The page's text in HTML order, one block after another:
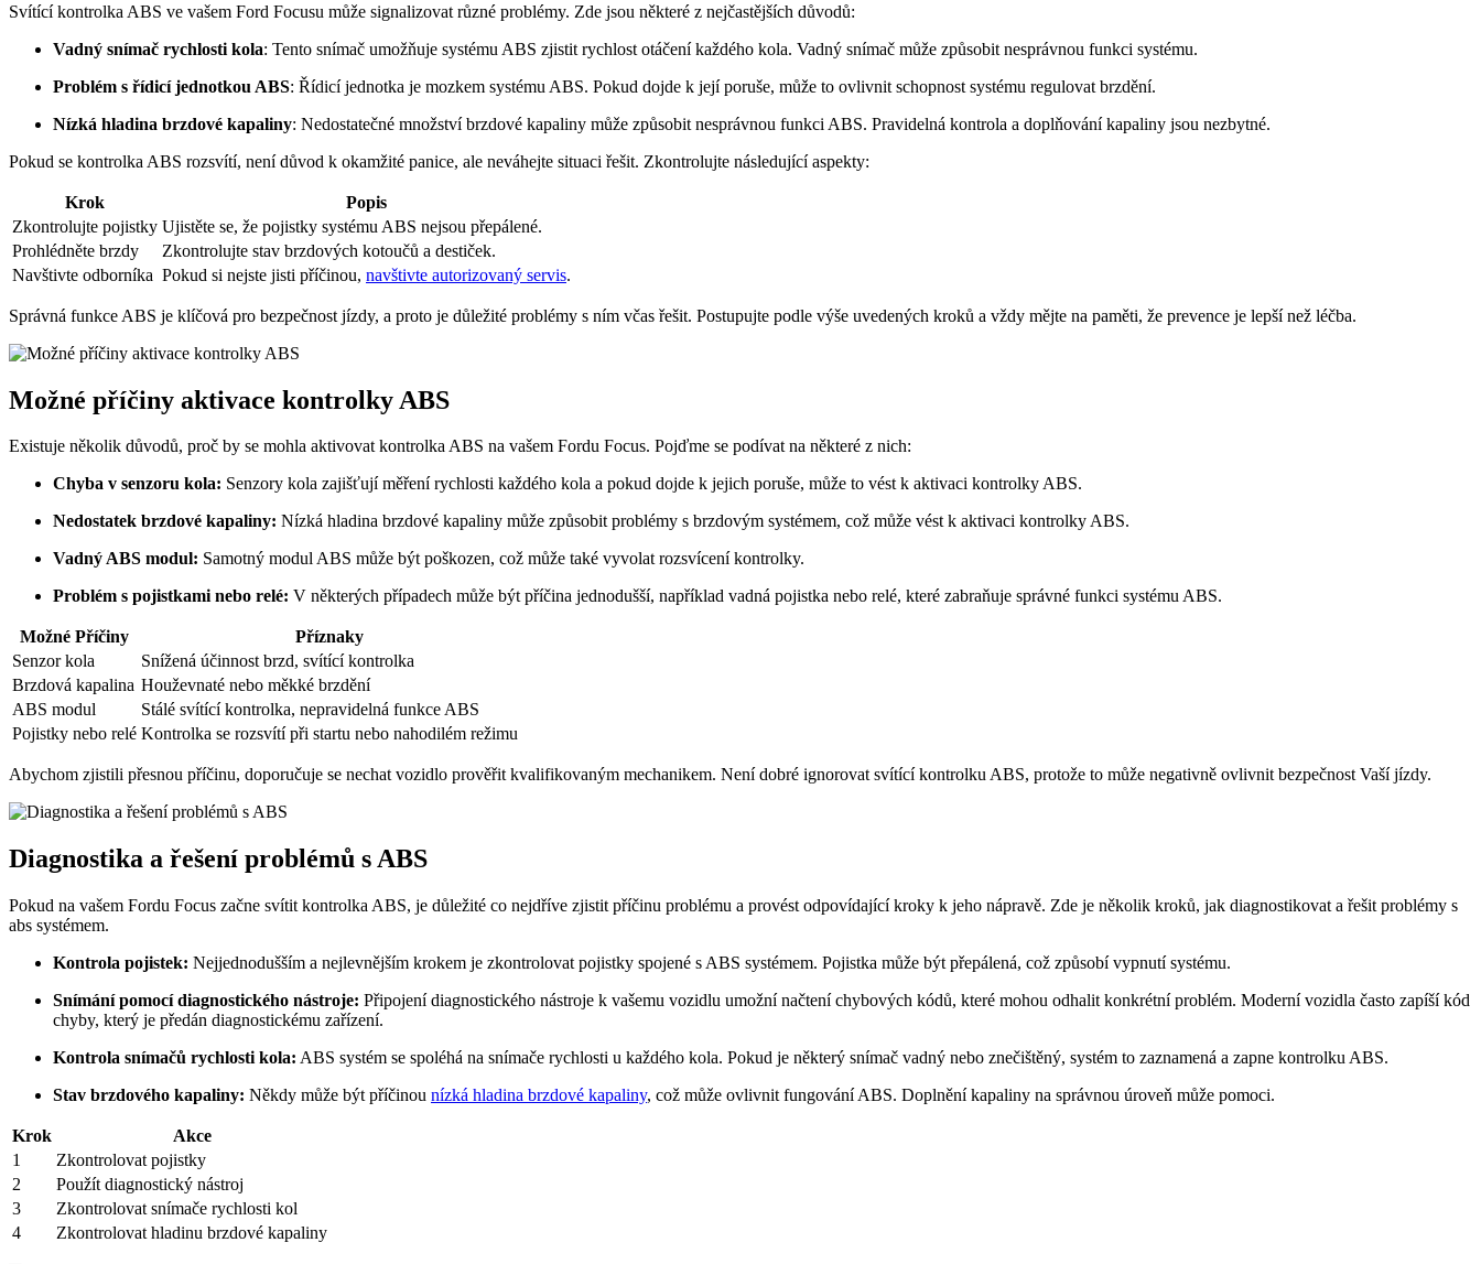
Svítící kontrolka ABS ve vašem Ford Focusu může signalizovat různé problémy. Zde jsou některé z nejčastějších důvodů:
Vadný snímač rychlosti kola: Tento snímač umožňuje systému ABS zjistit rychlost otáčení každého kola. Vadný snímač může způsobit nesprávnou funkci systému.
Problém s řídicí jednotkou ABS: Řídicí jednotka je mozkem systému ABS. Pokud dojde k její poruše, může to ovlivnit schopnost systému regulovat brzdění.
Nízká hladina brzdové kapaliny: Nedostatečné množství brzdové kapaliny může způsobit nesprávnou funkci ABS. Pravidelná kontrola a doplňování kapaliny jsou nezbytné.
Pokud se kontrolka ABS rozsvítí, není důvod k okamžité panice, ale neváhejte situaci řešit. Zkontrolujte následující aspekty:
Krok
Popis
Zkontrolujte pojistky Ujistěte se, že pojistky systému ABS nejsou přepálené.
Prohlédněte brzdy
Zkontrolujte stav brzdových kotoučů a destiček.
Navštivte odborníka Pokud si nejste jisti příčinou, navštivte autorizovaný servis.
Správná funkce ABS je klíčová pro bezpečnost jízdy, a proto je důležité problémy s ním včas řešit. Postupujte podle výše uvedených kroků a vždy mějte na paměti, že prevence je lepší než léčba.
Možné příčiny aktivace kontrolky ABS
Existuje několik důvodů, proč by se mohla aktivovat kontrolka ABS na vašem Fordu Focus. Pojďme se podívat na některé z nich:
Chyba v senzoru kola: Senzory kola zajišťují měření rychlosti každého kola a pokud dojde k jejich poruše, může to vést k aktivaci kontrolky ABS.
Nedostatek brzdové kapaliny: Nízká hladina brzdové kapaliny může způsobit problémy s brzdovým systémem, což může vést k aktivaci kontrolky ABS.
Vadný ABS modul: Samotný modul ABS může být poškozen, což může také vyvolat rozsvícení kontrolky.
Problém s pojistkami nebo relé: V některých případech může být příčina jednodušší, například vadná pojistka nebo relé, které zabraňuje správné funkci systému ABS.
Možné Příčiny
Příznaky
Senzor kola
Snížená účinnost brzd, svítící kontrolka
Brzdová kapalina Houževnaté nebo měkké brzdění
ABS modul
Stálé svítící kontrolka, nepravidelná funkce ABS
Pojistky nebo relé Kontrolka se rozsvítí při startu nebo nahodilém režimu
Abychom zjistili přesnou příčinu, doporučuje se nechat vozidlo prověřit kvalifikovaným mechanikem. Není dobré ignorovat svítící kontrolku ABS, protože to může negativně ovlivnit bezpečnost Vaší jízdy.
Diagnostika a řešení problémů s ABS
Pokud na vašem Fordu Focus začne svítit kontrolka ABS, je důležité co nejdříve zjistit příčinu problému a provést odpovídající kroky k jeho nápravě. Zde je několik kroků, jak diagnostikovat a řešit problémy s
abs systémem.
Kontrola pojistek: Nejjednodušším a nejlevnějším krokem je zkontrolovat pojistky spojené s ABS systémem. Pojistka může být přepálená, což způsobí vypnutí systému.
Snímání pomocí diagnostického nástroje: Připojení diagnostického nástroje k vašemu vozidlu umožní načtení chybových kódů, které mohou odhalit konkrétní problém. Moderní vozidla často zapíší kód
chyby, který je předán diagnostickému zařízení.
Kontrola snímačů rychlosti kola: ABS systém se spoléhá na snímače rychlosti u každého kola. Pokud je některý snímač vadný nebo znečištěný, systém to zaznamená a zapne kontrolku ABS.
Stav brzdového kapaliny: Někdy může být příčinou nízká hladina brzdové kapaliny, což může ovlivnit fungování ABS. Doplnění kapaliny na správnou úroveň může pomoci.
Krok
Akce
1
Zkontrolovat pojistky
2
Použít diagnostický nástroj
3
Zkontrolovat snímače rychlosti kol
4
Zkontrolovat hladinu brzdové kapaliny